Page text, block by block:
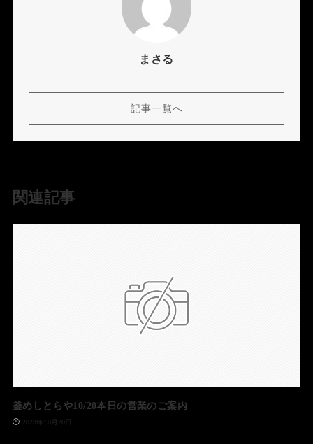
まさる
記事一覧へ
関連記事
釜めしとらや10/20本日の営業のご案内
2023年10月20日